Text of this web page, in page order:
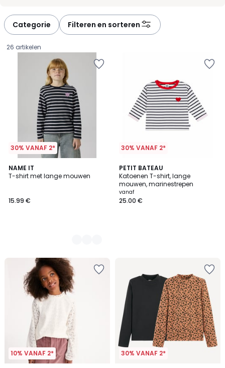
Categorie Filteren en sorteren
26 artikelen
30% VANAF 2*
NAME IT
T-shirt met lange mouwen
€.
15.99 €
2
Kleuren
30% VANAF 2*
PETIT BATEAU
Katoenen T-shirt, lange
mouwen, marinestrepen
vanaf
25.00 €
10% VANAF 2* 30% VANAF 2*